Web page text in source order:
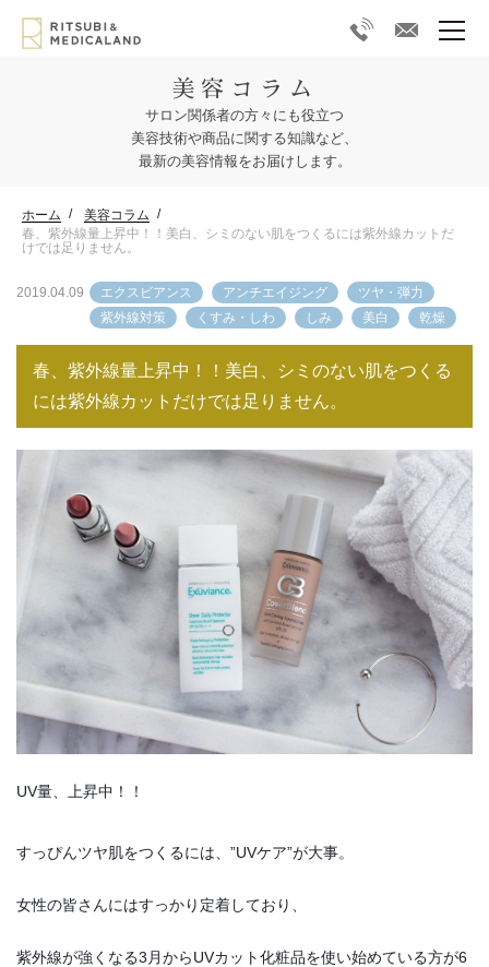
美容コラム
サロン関係者の方々にも役立つ
美容技術や商品に関する知識など、
最新の美容情報をお届けします。
ホーム
美容コラム
春、紫外線量上昇中！！美白、シミのない肌をつくるには紫外線カットだ
けでは足りません。
2019.04.09 エクスビアンス アンチエイジング
ツヤ・弾力
紫外線対策
くすみ・しわ しみ 美白 乾燥
春、紫外線量上昇中！！美白、シミのない肌をつくる
には紫外線カットだけでは足りません。
UV量、上昇中！！
すっぴんツヤ肌をつくるには、”UVケア”が大事。
女性の皆さんにはすっかり定着しており、
紫外線が強くなる3月からUVカット化粧品を使い始めている方が6